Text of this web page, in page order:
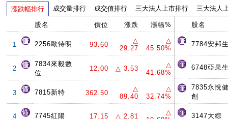
漲跌幅排行 成交量排行 成交值排行 三大法人上市排行 三大法人
股名 價位 漲跌 漲幅%
1 2256歐特明 93.60
△
29.27
△
45.50%
2
7834來毅數
位
12.00 △ 3.53
△
41.68%
3 7815新特 362.50
△
89.40
△
32.74%
4 7745紅陽 17.15 △ 2.81
△
股名
7784安邦
6748亞果
7835永悅
創
3147大綜